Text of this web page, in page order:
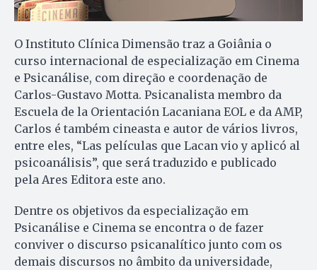
O Instituto Clínica Dimensão traz a Goiânia o
curso internacional de especialização em Cinema
e Psicanálise, com direção e coordenação de
Carlos-Gustavo Motta. Psicanalista membro da
Escuela de la Orientación Lacaniana EOL e da AMP,
Carlos é também cineasta e autor de vários livros,
entre eles, “Las películas que Lacan vio y aplicó al
psicoanálisis”, que será traduzido e publicado
pela Ares Editora este ano.
Dentre os objetivos da especialização em
Psicanálise e Cinema se encontra o de fazer
conviver o discurso psicanalítico junto com os
demais discursos no âmbito da universidade,